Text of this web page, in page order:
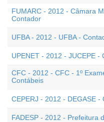
FUMARC - 2012 - Câmara
Contador
UFBA - 2012 - UFBA -
UPENET - 2012 - JUCEPE -
CFC - 2012 - CFC - 1º
Contábeis
CEPERJ - 2012 - DEGASE -
FADESP - 2012 - Prefeitura